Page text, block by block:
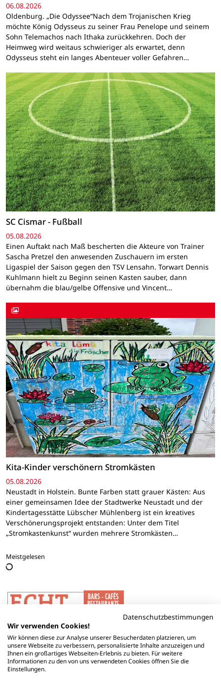
06.08.2026
Oldenburg. „Die Odyssee“Nach dem Trojanischen Krieg
möchte König Odysseus zu seiner Frau Penelope und seinem
Sohn Telemachos nach Ithaka zurückkehren. Doch der
Heimweg wird weitaus schwieriger als erwartet, denn
Odysseus steht ein langes Abenteuer voller Gefahren…
SC Cismar - Fußball
05.08.2026
Einen Auftakt nach Maß bescherten die Akteure von Trainer
Sascha Pretzel den anwesenden Zuschauern im ersten
Ligaspiel der Saison gegen den TSV Lensahn. Torwart Dennis
Kuhlmann hielt zu Beginn seinen Kasten sauber, dann
übernahm die blau/gelbe Offensive und Vincent…
Kita-Kinder verschönern Stromkästen
05.08.2026
Neustadt in Holstein. Bunte Farben statt grauer Kästen: Aus
einer gemeinsamen Idee der Stadtwerke Neustadt und der
Kindertagesstätte Lübscher Mühlenberg ist ein kreatives
Verschönerungsprojekt entstanden: Unter dem Titel
„Stromkastenkunst“ wurden mehrere Stromkästen…
Meistgelesen
Datenschutzbestimmungen
Wir verwenden Cookies!
Wir können diese zur Analyse unserer Besucherdaten platzieren, um
unsere Webseite zu verbessern, personalisierte Inhalte anzuzeigen und
Ihnen ein großartiges Webseiten-Erlebnis zu bieten. Für weitere
Informationen zu den von uns verwendeten Cookies öffnen Sie die
Einstellungen.